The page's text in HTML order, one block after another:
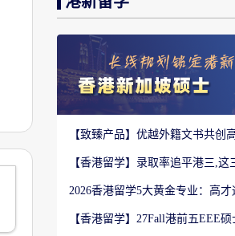
【致臻产品】优越外籍文书共创
【香港留学】录取率追平港三,这
2026香港留学5大黄金专业：高才
【香港留学】27Fall港前五EEE硕